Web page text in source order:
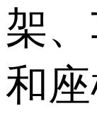
架
和